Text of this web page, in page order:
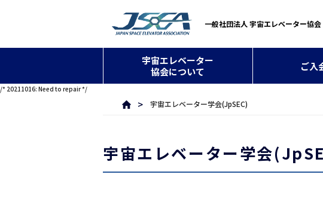
一般社団法人 宇宙エレベーター協会
宇宙エレベーター
協会について
ご入
/* 20211016: Need to repair */
宇宙エレベーター学会(JpSEC)
宇宙エレベーター学会